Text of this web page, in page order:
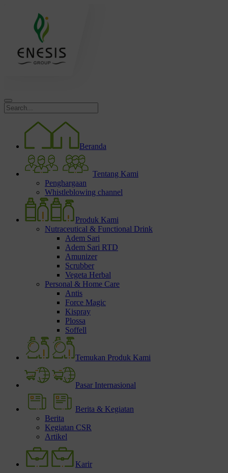
Beranda
Tentang Kami
Penghargaan
Whistleblowing channel
Produk Kami
Nutraceutical & Functional Drink
Adem Sari
Adem Sari RTD
Amunizer
Scrubber
Vegeta Herbal
Personal & Home Care
Antis
Force Magic
Kispray
Plossa
Soffell
Temukan Produk Kami
Pasar Internasional
Berita & Kegiatan
Berita
Kegiatan CSR
Artikel
Karir